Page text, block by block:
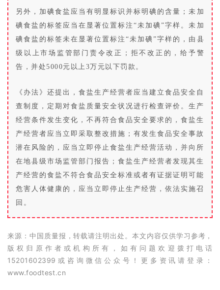
另外，加碘食盐应当有明显标识并标明碘的含量；未加
碘食盐的标签应当在显著位置标注“未加碘”字样。未加
碘食盐的标签未在显著位置标注“未加碘”字样的，由县
级以上市场监管部门责令改正；拒不改正的，给予警
告，并处5000元以上3万元以下罚款。
《办法》还提出，食盐生产经营者应当建立食品安全自
查制度，定期对食盐质量安全状况进行检查评价。生产
经营条件发生变化，不再符合食品安全要求的，食盐生
产经营者应当立即采取整改措施；有发生食品安全事故
潜在风险的，应当立即停止食盐生产经营活动，并向所
在地县级市场监管部门报告；食盐生产经营者发现其生
产经营的食盐不符合食品安全标准或者有证据证明可能
危害人体健康的，应当立即停止生产经营，依法实施召
回。
来源：中国质量报，转载请注明出处。本文内容仅供学习参考，
版权归原作者或机构所有，如有问题欢迎拨打电话
15201602399或咨询微信公众号！更多资讯请登录：
www.foodtest.cn